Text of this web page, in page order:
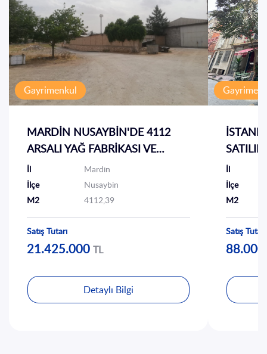
EN TR
Gayrimenkul
MARDİN NUSAYBİN'DE 4112
ARSALI YAĞ FABRİKASI VE
MÜŞTEMİLATI
İl
Mardin
İlçe
Nusaybin
M2
4112,39
Satış Tutarı
21.425.000 TL
Detaylı Bilgi
İl
İlçe
M2
Satış Tutarı